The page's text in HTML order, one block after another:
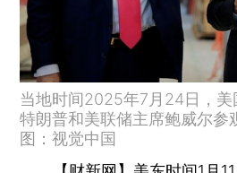
当地时间2025年7月24日，
特朗普和美联储主席鲍威尔参
图：视觉中国